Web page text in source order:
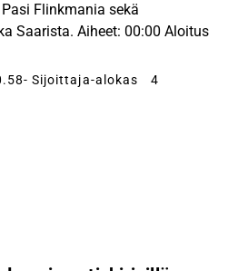
Flinkmania sekä
Saarista. Aiheet: 00:00 Aloitus
- Sijoittaja-alokas 4